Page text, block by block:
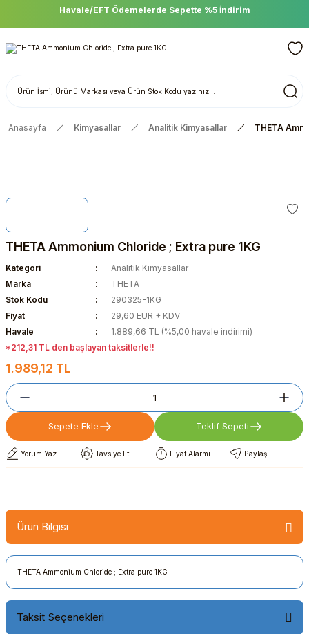
Havale/EFT Ödemelerde Sepette %5 İndirim
Anasayfa Kimyasallar Analitik Kimyasallar THETA
THETA Ammonium Chloride ; Extra pure 1KG
Kategori
Analitik Kimyasallar
Marka
THETA
Stok Kodu
290325-1KG
Fiyat
29,60 EUR + KDV
Havale
1.889,66 TL (%5,00 havale indirimi)
*212,31 TL den başlayan taksitlerle!!
1.989,12 TL
Sepete Ekle Teklif Sepeti
Yorum Yaz Tavsiye Et Fiyat Alarmı Paylaş
Ürün Bilgisi
THETA Ammonium Chloride ; Extra pure 1KG
Taksit Seçenekleri